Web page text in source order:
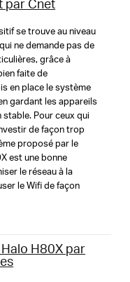
Condensing
par Cnet
se trouve au niveau
ne demande pas de
grâce à
faite de
en place le système
gardant les appareils
Pour ceux qui
de façon trop
proposé par le
est une bonne
le réseau à la
le Wifi de façon
H80X par